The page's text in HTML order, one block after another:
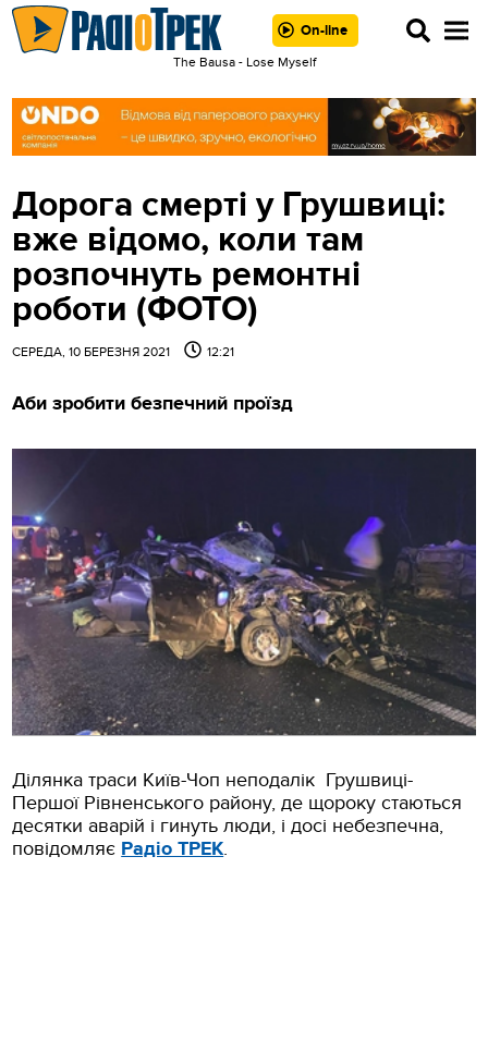
On-line
The Bausa - Lose Myself
Дорога смерті у Грушвиці:
вже відомо, коли там
розпочнуть ремонтні
роботи (ФОТО)
СЕРЕДА, 10 БЕРЕЗНЯ 2021 12:21
Аби зробити безпечний проїзд
Ділянка траси Київ-Чоп неподалік Грушвиці-
Першої Рівненського району, де щороку стаються
десятки аварій і гинуть люди, і досі небезпечна,
повідомляє Радіо ТРЕК.